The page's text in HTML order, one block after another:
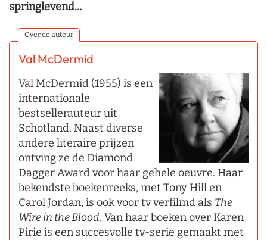
springlevend…
Over de auteur
Val McDermid
Val McDermid (1955) is een
internationale
bestsellerauteur uit
Schotland. Naast diverse
andere literaire prijzen
ontving ze de Diamond
Dagger Award voor haar gehele oeuvre. Haar
bekendste boekenreeks, met Tony Hill en
Carol Jordan, is ook voor tv verfilmd als The
Wire in the Blood. Van haar boeken over Karen
Pirie is een succesvolle tv-serie gemaakt met